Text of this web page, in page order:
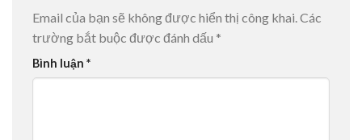
Email của bạn sẽ không được hiển thị công khai.Các
trường bắt buộc được đánh dấu *
Bình luận *